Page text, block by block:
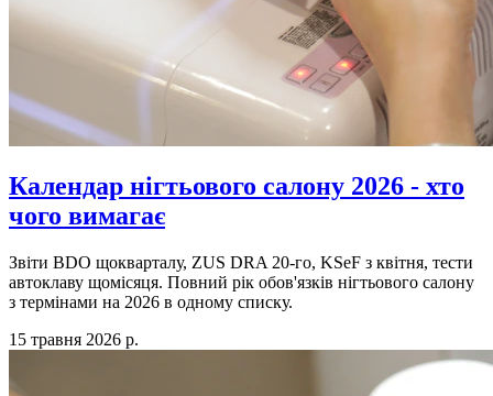
Календар нігтьового салону 2026 - хто
чого вимагає
Звіти BDO щокварталу, ZUS DRA 20-го, KSeF з квітня, тести
автоклаву щомісяця. Повний рік обов'язків нігтьового салону
з термінами на 2026 в одному списку.
15 травня 2026 р.